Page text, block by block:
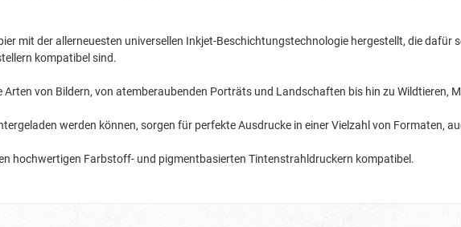
mit der allerneuesten universellen Inkjet-Beschichtungstechnologie hergestellt, die
kompatibel sind.
von Bildern, von atemberaubenden Porträts und Landschaften bis hin zu
werden können, sorgen für perfekte Ausdrucke in einer Vielzahl von Formaten,
hochwertigen Farbstoff- und pigmentbasierten Tintenstrahldruckern kompatibel.